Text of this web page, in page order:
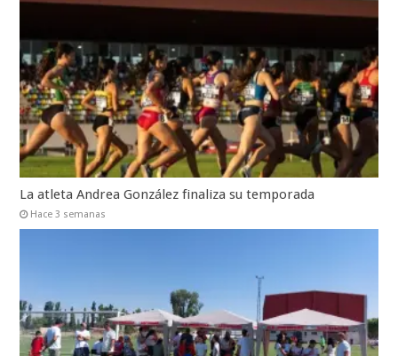
La atleta Andrea González finaliza su temporada
Hace 3 semanas